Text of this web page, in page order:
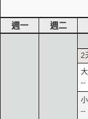
週一 週二
--
--